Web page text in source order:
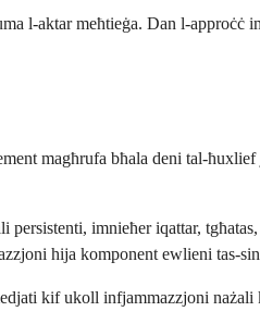
l-aktar meħtieġa. Dan l-
magħrufa bħala deni tal-
imnieħer iqattar,
hija komponent ewlieni tas-
kif ukoll infjammazzjoni